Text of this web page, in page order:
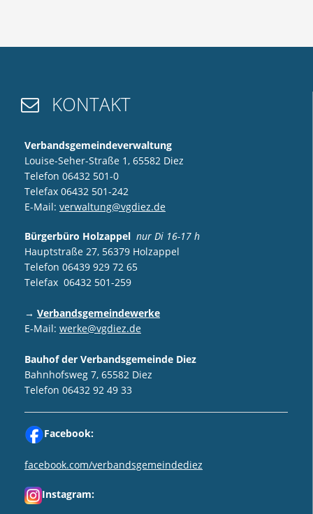
 KONTAKT
Verbandsgemeindeverwaltung
Louise-Seher-Straße 1, 65582 Diez
Telefon 06432 501-0
Telefax 06432 501-242
E-Mail: verwaltung@vgdiez.de
Bürgerbüro Holzappel nur Di 16-17 h
Hauptstraße 27, 56379 Holzappel
Telefon 06439 929 72 65
Telefax 06432 501-259
→ Verbandsgemeindewerke
E-Mail: werke@vgdiez.de
Bauhof der Verbandsgemeinde Diez
Bahnhofsweg 7, 65582 Diez
Telefon 06432 92 49 33
Facebook:
facebook.com/verbandsgemeindediez
Instagram: